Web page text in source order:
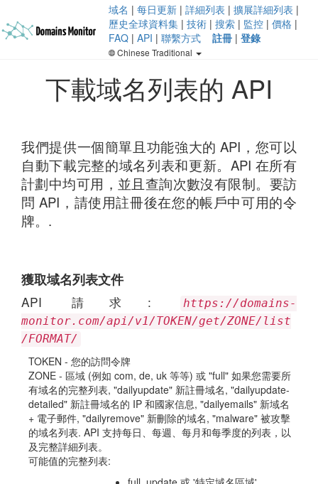
域名 | 每日更新 | 詳細列表 | 擴展詳細列表 |
歷史全球資料集 | 技術 | 搜索 | 監控 | 價格 |
FAQ | API | 聯繫方式 註冊 | 登錄
Chinese Traditional
下載域名列表的 API
我們提供一個簡單且功能強大的 API，您可以
自動下載完整的域名列表和更新。API 在所有
計劃中均可用，並且查詢次數沒有限制。要訪
問 API，請使用註冊後在您的帳戶中可用的令
牌。.
獲取域名列表文件
API 請求:
https://domains-
monitor.com/api/v1/TOKEN/get/ZONE/list
/FORMAT/
TOKEN - 您的訪問令牌
ZONE - 區域 (例如 com, de, uk 等等) 或 "full" 如果您需要所
有域名的完整列表, "dailyupdate" 新註冊域名, "dailyupdate-
detailed" 新註冊域名的 IP 和國家信息, "dailyemails" 新域名
+ 電子郵件, "dailyremove" 新刪除的域名, "malware" 被攻擊
的域名列表. API 支持每日、每週、每月和每季度的列表，以
及完整詳細列表。
可能值的完整列表: